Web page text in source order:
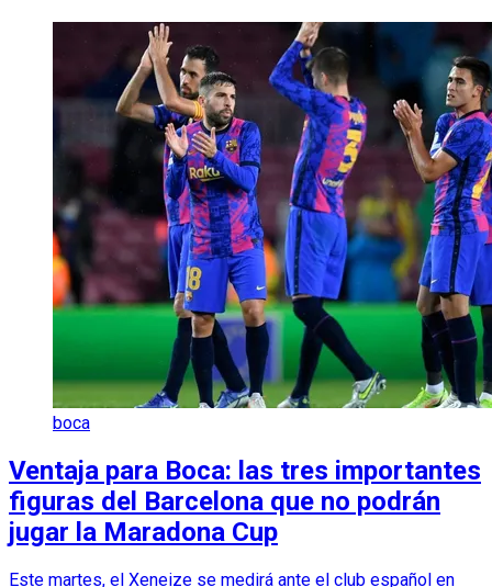
boca
Ventaja para Boca: las tres importantes
figuras del Barcelona que no podrán
jugar la Maradona Cup
Este martes, el Xeneize se medirá ante el club español en